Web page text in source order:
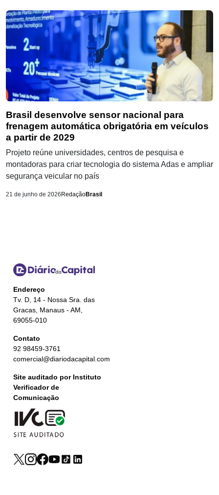
Brasil desenvolve sensor nacional para
frenagem automática obrigatória em veículos
a partir de 2029
Projeto reúne universidades, centros de pesquisa e
montadoras para criar tecnologia do sistema Adas e ampliar
segurança veicular no país
21 de junho de 2026 RedaçãoBrasil
Endereço
Tv. D, 14 - Nossa Sra. das
Gracas, Manaus - AM,
69055-010
Contato
92 98459-3761
comercial@diariodacapital.com
Site auditado por Instituto
Verificador de
Comunicação